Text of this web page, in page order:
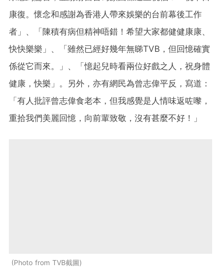
康復。懷念和感謝為香港人帶來娛樂的台前幕後工作
者」、「陳積有病但精神唔錯！希望大家都健健康康、
快快樂樂」、「雖然已經好幾年無睇TVB，但回憶確實
係從它而來。」、「憶起兒時看兩位好戲之人，祝身體
健康，快樂」。另外，亦有網民為曾志偉平反，寫道：
「有人批評曾志偉食老本，但我感覺是人情味返咗嚟，
重拾我們美麗回憶，向前輩致敬，沒有甚麼不好！」
Photo from TVB截圖